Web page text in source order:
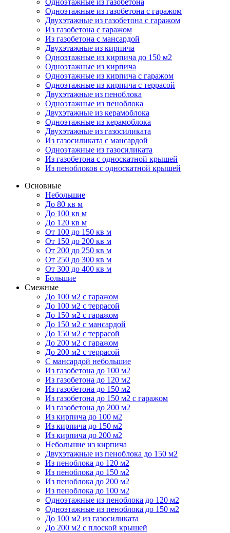
Одноэтажные из газобетона
Одноэтажные из газобетона с гаражом
Двухэтажные из газобетона с гаражом
Из газобетона с гаражом
Из газобетона с мансардой
Двухэтажные из кирпича
Одноэтажные из кирпича до 150 м2
Одноэтажные из кирпича
Одноэтажные из кирпича с гаражом
Одноэтажные из кирпича с террасой
Двухэтажные из пеноблока
Одноэтажные из пеноблока
Двухэтажные из керамоблока
Одноэтажные из керамоблока
Двухэтажные из газосиликата
Из газосиликата с мансардой
Одноэтажные из газосиликата
Из газобетона с односкатной крышей
Из пеноблоков с односкатной крышей
Основные
Небольшие
До 80 кв м
До 100 кв м
До 120 кв м
От 100 до 150 кв м
От 150 до 200 кв м
От 200 до 250 кв м
От 250 до 300 кв м
От 300 до 400 кв м
Большие
Смежные
До 100 м2 с гаражом
До 100 м2 с террасой
До 150 м2 с гаражом
До 150 м2 с мансардой
До 150 м2 с террасой
До 200 м2 с гаражом
До 200 м2 с террасой
С мансардой небольшие
Из газобетона до 100 м2
Из газобетона до 120 м2
Из газобетона до 150 м2
Из газобетона до 150 м2 с гаражом
Из газобетона до 200 м2
Из кирпича до 100 м2
Из кирпича до 150 м2
Из кирпича до 200 м2
Небольшие из кирпича
Двухэтажные из пеноблока до 150 м2
Из пеноблока до 120 м2
Из пеноблока до 150 м2
Из пеноблока до 200 м2
Из пеноблока до 100 м2
Одноэтажные из пеноблока до 120 м2
Одноэтажные из пеноблока до 150 м2
До 100 м2 из газосиликата
До 200 м2 с плоской крышей